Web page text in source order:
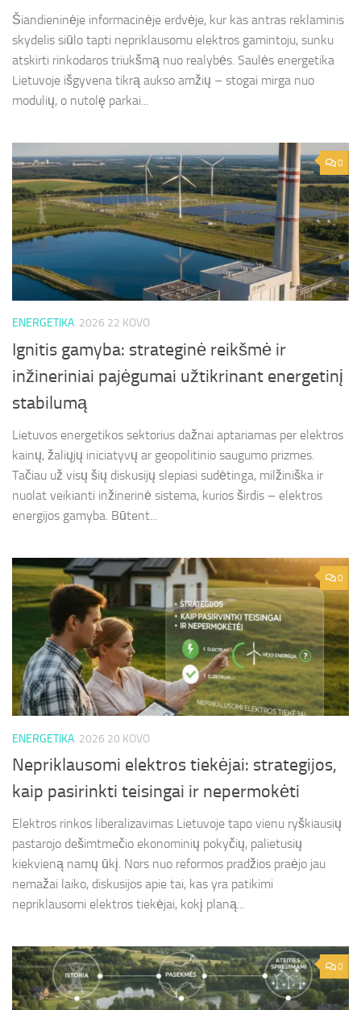
Šiandieninėje informacinėje erdvėje, kur kas antras reklaminis
skydelis siūlo tapti nepriklausomu elektros gamintoju, sunku
atskirti rinkodaros triukšmą nuo realybės. Saulės energetika
Lietuvoje išgyvena tikrą aukso amžių – stogai mirga nuo
modulių, o nutolę parkai...
0
ENERGETIKA 2026 22 KOVO
Ignitis gamyba: strateginė reikšmė ir
inžineriniai pajėgumai užtikrinant energetinį
stabilumą
Lietuvos energetikos sektorius dažnai aptariamas per elektros
kainų, žaliųjų iniciatyvų ar geopolitinio saugumo prizmes.
Tačiau už visų šių diskusijų slepiasi sudėtinga, milžiniška ir
nuolat veikianti inžinerinė sistema, kurios širdis – elektros
energijos gamyba. Būtent...
0
ENERGETIKA 2026 20 KOVO
Nepriklausomi elektros tiekėjai: strategijos,
kaip pasirinkti teisingai ir nepermokėti
Elektros rinkos liberalizavimas Lietuvoje tapo vienu ryškiausių
pastarojo dešimtmečio ekonominių pokyčių, palietusių
kiekvieną namų ūkį. Nors nuo reformos pradžios praėjo jau
nemažai laiko, diskusijos apie tai, kas yra patikimi
nepriklausomi elektros tiekėjai, kokį planą...
0